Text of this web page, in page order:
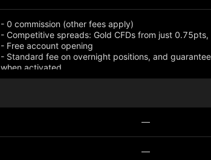
- 0 commission (other fees apply)
- Competitive spreads: Gold CFDs from just
- Free account opening
- Standard fee on overnight positions, and
when activated
—
—